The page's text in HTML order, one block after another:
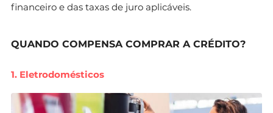
financeiro e das taxas de juro aplicáveis.
QUANDO COMPENSA COMPRAR A CRÉDITO?
1. Eletrodomésticos